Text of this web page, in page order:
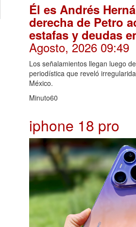
Él es Andrés
derecha de Petro
estafas y deudas
Agosto, 2026 09:49
Los señalamientos llegan luego
periodística que reveló
México.
Minuto60
iphone 18 pro